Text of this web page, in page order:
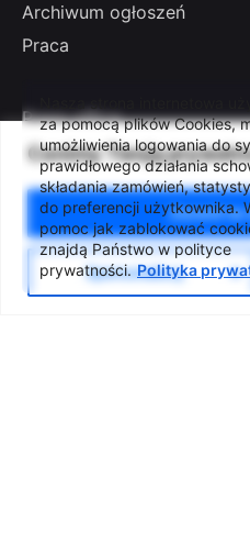
Cenimy Twoją
za pomocą plików Cookies,
umożliwienia logowania do
prawidłowego działania
składania zamówień,
do preferencji użytkownika.
pomoc jak zablokować
znajdą Państwo w polityce
prywatności. Polityka
Spersonalizuj
Zezwól
Archiwum ogłoszeń
Praca
Press office
Deklaracja dostępności
Klauzula Informacyjna
Polityka prywatności
ul. Zachodnia 54/56, Łódź